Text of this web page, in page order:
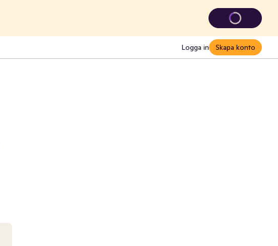
Logga in Skapa konto